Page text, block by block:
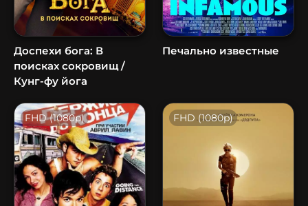
Доспехи бога: В
поисках сокровищ /
Кунг-фу йога
Печально известные
FHD (1080p) FHD (1080p)